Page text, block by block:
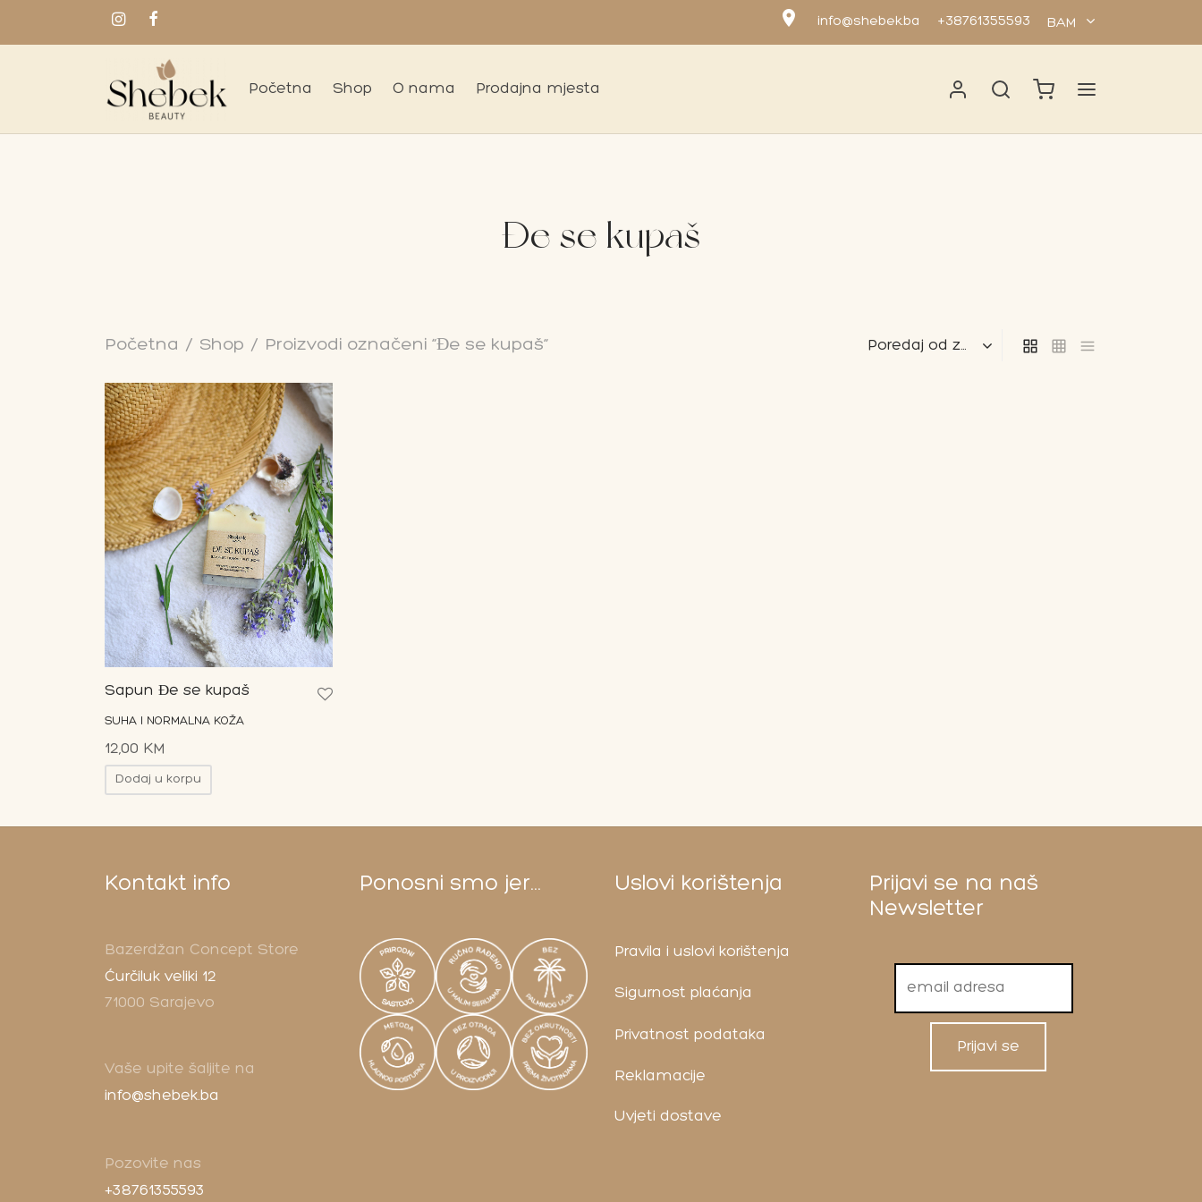
location_on info@shebek.ba +38761355593 BAM
Početna Shop O nama Prodajna mjesta
Đe se kupaš
Početna / Shop / Proizvodi označeni “Đe se kupaš”
Sapun Đe se kupaš
SUHA I NORMALNA KOŽA
12,00 KM
Dodaj u korpu
Kontakt info
Bazerdžan Concept Store
Ćurčiluk veliki 12
71000 Sarajevo
Vaše upite šaljite na
info@shebek.ba
Pozovite nas
+38761355593
Ponosni smo jer... Uslovi korištenja
Pravila i uslovi korištenja
Sigurnost plaćanja
Privatnost podataka
Reklamacije
Uvjeti dostave
Prijavi se na naš
Newsletter